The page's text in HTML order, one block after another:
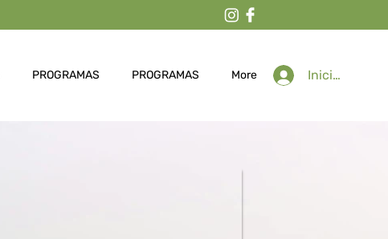
PROGRAMAS PROGRAMAS More Iniciar sesión